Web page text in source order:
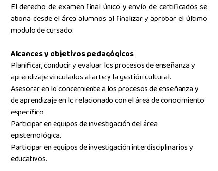
El derecho de examen final único y envío de certificados se
abona desde el área alumnos al finalizar y aprobar el último
modulo de cursado.
Alcances y objetivos pedagógicos
Planificar, conducir y evaluar los procesos de enseñanza y
aprendizaje vinculados al arte y la gestión cultural.
Asesorar en lo concerniente a los procesos de enseñanza y
de aprendizaje en lo relacionado con el área de conocimiento
específico.
Participar en equipos de investigación del área
epistemológica.
Participar en equipos de investigación interdisciplinarios y
educativos.